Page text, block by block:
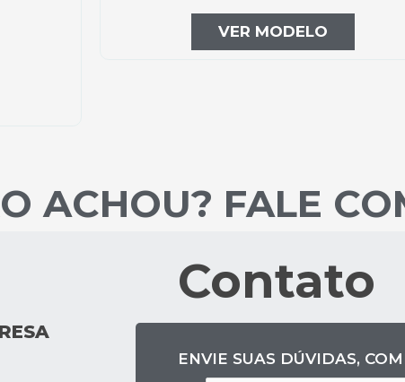
VER MODELO
ACHOU? FALE
Contato
ENVIE SUAS DÚVIDAS,